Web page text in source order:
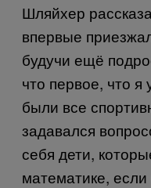
Шляйхер
впервые
будучи ещё
что первое, что я
были все
задавался
себя дети,
математике,